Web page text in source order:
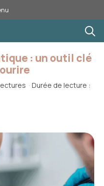
: un outil clé
· Durée de lecture :